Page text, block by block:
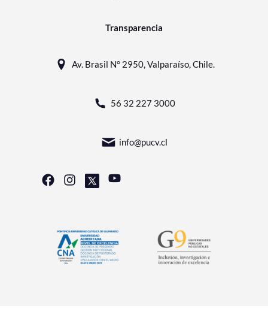
Transparencia
Av. Brasil N° 2950, Valparaíso, Chile.
56 32 227 3000
info@pucv.cl